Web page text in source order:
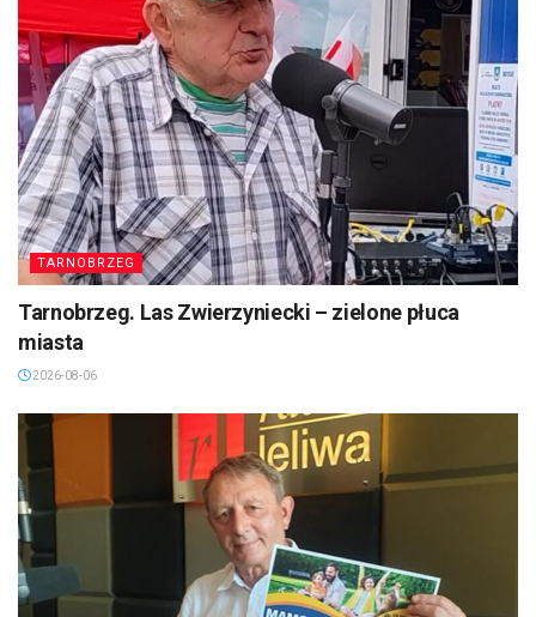
TARNOBRZEG
Tarnobrzeg. Las Zwierzyniecki – zielone płuca
miasta
2026-08-06